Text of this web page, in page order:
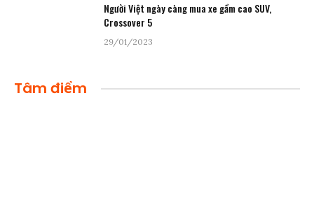
Người Việt ngày càng mua xe gầm cao SUV,
Crossover 5
29/01/2023
Tâm điểm